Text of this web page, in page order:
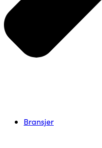
Bransjer